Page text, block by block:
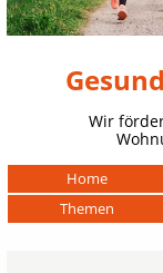
Wir
Navigation
überspringen
Home
Themen